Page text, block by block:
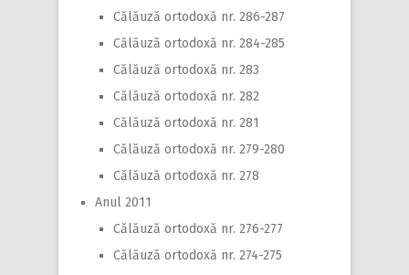
Călăuză ortodoxă nr. 286-287
Călăuză ortodoxă nr. 284-285
Călăuză ortodoxă nr. 283
Călăuză ortodoxă nr. 282
Călăuză ortodoxă nr. 281
Călăuză ortodoxă nr. 279-280
Călăuză ortodoxă nr. 278
Anul 2011
Călăuză ortodoxă nr. 276-277
Călăuză ortodoxă nr. 274-275